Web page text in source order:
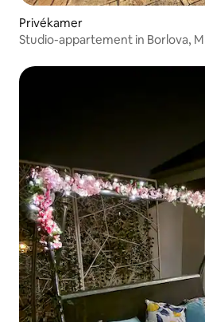
Privékamer
Studio-appartement in Borlova,